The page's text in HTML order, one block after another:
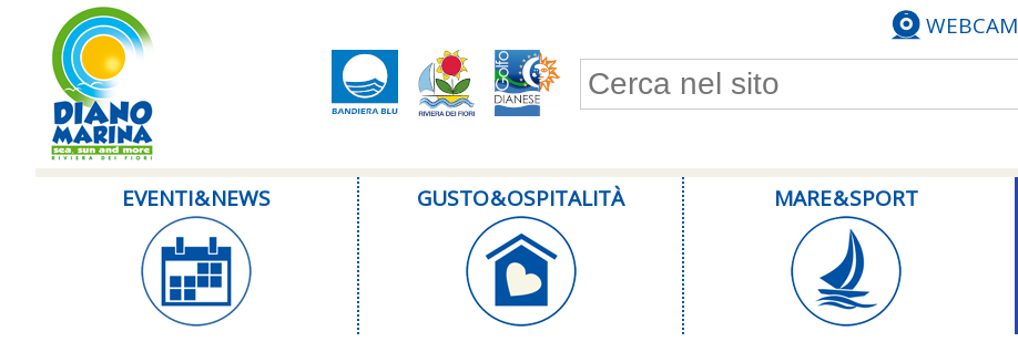
WEBCAM
Form di ricerca
EVENTI & NEWS GUSTO & OSPITALITÀ MARE & SPORT